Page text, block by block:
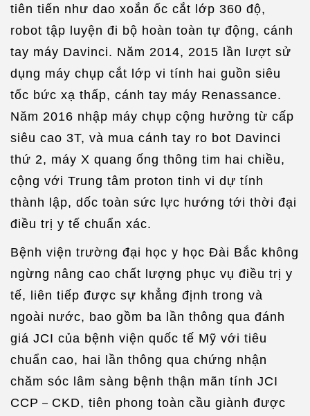
tiên tiến như dao xoắn ốc cắt lớp 360 độ,
robot tập luyện đi bộ hoàn toàn tự động, cánh
tay máy Davinci. Năm 2014, 2015 lần lượt sử
dụng máy chụp cắt lớp vi tính hai guồn siêu
tốc bức xạ thấp, cánh tay máy Renassance.
Năm 2016 nhập máy chụp cộng hưởng từ cấp
siêu cao 3T, và mua cánh tay ro bot Davinci
thứ 2, máy X quang ống thông tim hai chiều,
cộng với Trung tâm proton tinh vi dự tính
thành lập, dốc toàn sức lực hướng tới thời đại
điều trị y tế chuẩn xác.
Bệnh viện trường đại học y học Đài Bắc không
ngừng nâng cao chất lượng phục vụ điều trị y
tế, liên tiếp được sự khẳng định trong và
ngoài nước, bao gồm ba lần thông qua đánh
giá JCI của bệnh viện quốc tế Mỹ với tiêu
chuẩn cao, hai lần thông qua chứng nhận
chăm sóc lâm sàng bệnh thận mãn tính JCI
CCP－CKD, tiên phong toàn cầu giành được